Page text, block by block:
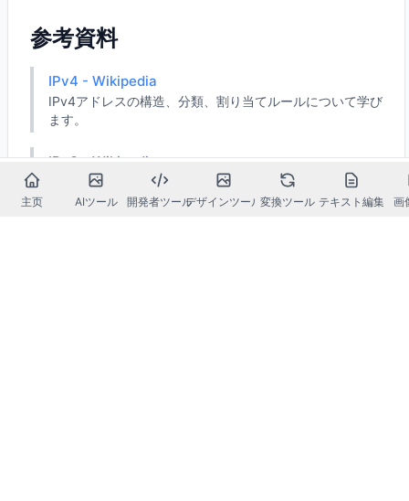
参考資料
IPv4 - Wikipedia
IPv4アドレスの構造、分類、割り当てルールについて学び
ます。
IPv6 - Wikipedia
IPv6アドレス形式、特徴、利点について学びます。
主页 AIツール 開発者ツールデザインツール変換ツール テキスト編集 画